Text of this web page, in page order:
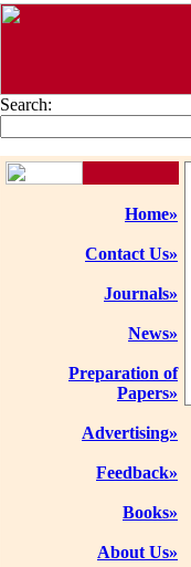
Search:
Home»
Contact Us»
Journals»
News»
Preparation of
Papers»
Advertising»
Feedback»
Books»
About Us»